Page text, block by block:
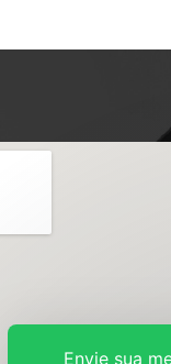
Envie sua